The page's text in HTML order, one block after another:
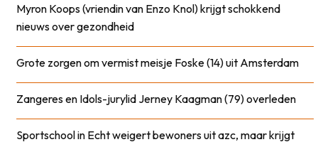
Myron Koops (vriendin van Enzo Knol) krijgt schokkend
nieuws over gezondheid
Grote zorgen om vermist meisje Foske (14) uit Amsterdam
Zangeres en Idols-jurylid Jerney Kaagman (79) overleden
Sportschool in Echt weigert bewoners uit azc, maar krijgt